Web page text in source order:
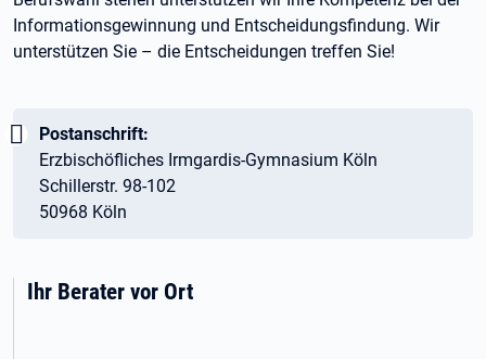
Informationsgewinnung und Entscheidungsfindung. Wir
unterstützen Sie – die Entscheidungen treffen Sie!
Wichtig:
Postanschrift:
Erzbischöfliches Irmgardis-Gymnasium Köln
Schillerstr. 98-102
50968 Köln
Ihr Berater vor Ort